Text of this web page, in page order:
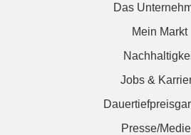
Das
Mein Markt
Jobs &
Presse/